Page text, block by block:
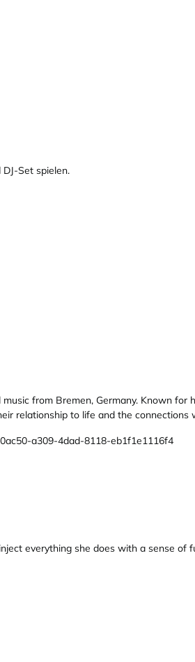
Set spielen.
from Bremen, Germany. Known for
relationship to life and the connections
a309-4dad-8118-eb1f1e1116f4
everything she does with a sense of